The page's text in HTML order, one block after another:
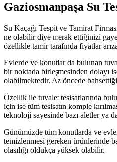
Gaziosmanpaşa Su
Su Kaçağı Tespit ve Tamirat
ne olabilir diye merak ettiğinizi
özellikle tamir tarafında fiyatlar
Evlerde ve konutlar da bulunan
bir noktada birleşmesinden dolayı
olabilmektedir. Az öncede
Özellik ile tuvalet tesisatlarında
için ise tüm tesisatın komple
teknoloji sayesinde bazı aletler ya
Günümüzde tüm konutlarda ve
temizlenmesi gereken ürünlerinde
olasılığı oldukça yüksek olabilir.